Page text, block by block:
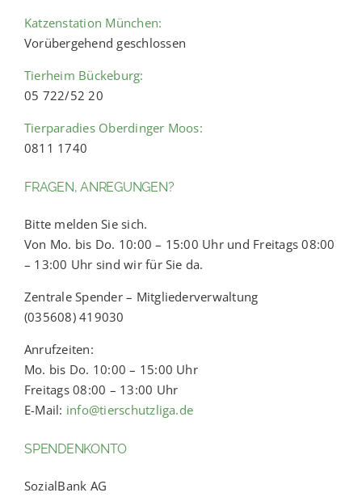
Katzenstation München:
Vorübergehend geschlossen
Tierheim Bückeburg:
05 722/52 20
Tierparadies Oberdinger Moos:
0811 1740
FRAGEN, ANREGUNGEN?
Bitte melden Sie sich.
Von Mo. bis Do. 10:00 – 15:00 Uhr und Freitags 08:00
– 13:00 Uhr sind wir für Sie da.
Zentrale Spender – Mitgliederverwaltung
(035608) 419030
Anrufzeiten:
Mo. bis Do. 10:00 – 15:00 Uhr
Freitags 08:00 – 13:00 Uhr
E-Mail: info@tierschutzliga.de
SPENDENKONTO
SozialBank AG